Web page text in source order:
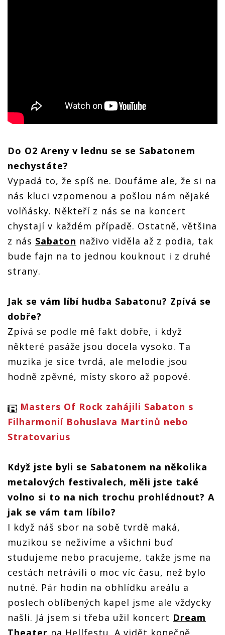
Do O2 Areny v lednu se se Sabatonem
nechystáte?
Vypadá to, že spíš ne. Doufáme ale, že si na
nás kluci vzpomenou a pošlou nám nějaké
volňásky. Někteří z nás se na koncert
chystají v každém případě. Ostatně, většina
z nás Sabaton naživo viděla až z podia, tak
bude fajn na to jednou kouknout i z druhé
strany.
Jak se vám líbí hudba Sabatonu? Zpívá se
dobře?
Zpívá se podle mě fakt dobře, i když
některé pasáže jsou docela vysoko. Ta
muzika je sice tvrdá, ale melodie jsou
hodně zpěvné, místy skoro až popové.
Masters Of Rock zahájili Sabaton s
Filharmonií Bohuslava Martinů nebo
Stratovarius
Když jste byli se Sabatonem na několika
metalových festivalech, měli jste také
volno si to na nich trochu prohlédnout? A
jak se vám tam líbilo?
I když náš sbor na sobě tvrdě maká,
muzikou se neživíme a všichni buď
studujeme nebo pracujeme, takže jsme na
cestách netrávili o moc víc času, než bylo
nutné. Pár hodin na obhlídku areálu a
poslech oblíbených kapel jsme ale vždycky
našli. Já jsem si třeba užil koncert Dream
Theater na Hellfestu. A vidět konečně